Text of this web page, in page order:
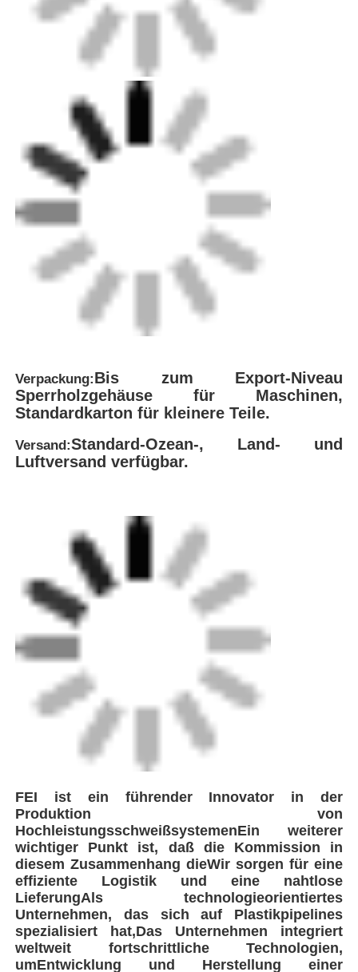
Sperrholzgehäuse für Maschinen,
Standardkarton für kleinere Teile.
Standard-Ozean-, Land- und
Luftversand verfügbar.
FEI ist ein führender Innovator in der
Produktion von
Hochleistungsschweißsystemen Ein weiterer
wichtiger Punkt ist, daß die Kommission in
Als technologieorientiertes
Unternehmen, das sich auf Plastikpipelines
spezialisiert hat,
Das Unternehmen integriert
weltweit fortschrittliche Technologien,
umEntwicklung und Herstellung einer
umfassenden Palette von Geräten
einschließlich
Automatische Hintern-Fusion.
Umbauten: